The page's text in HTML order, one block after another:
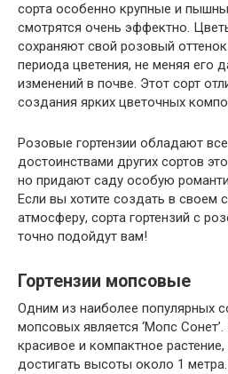
сорта особенно крупные и
смотрятся очень эффектно.
сохраняют свой розовый оттенок
периода цветения, не меняя его
изменений в почве. Этот сорт
создания ярких цветочных
Розовые гортензии обладают
достоинствами других сортов
но придают саду особую
Если вы хотите создать в своем
атмосферу, сорта гортензий с
точно подойдут вам!
Гортензии мопсовые
Одним из наиболее популярных
мопсовых является ‘Мопс
красивое и компактное
достигать высоты около 1 метра.